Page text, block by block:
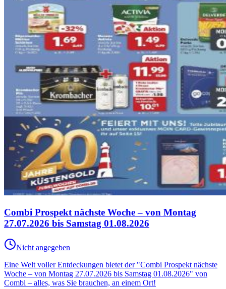
Combi Prospekt nächste Woche – von Montag
27.07.2026 bis Samstag 01.08.2026
Nicht angegeben
Eine Welt voller Entdeckungen bietet der "Combi Prospekt nächste
Woche – von Montag 27.07.2026 bis Samstag 01.08.2026" von
Combi – alles, was Sie brauchen, an einem Ort!